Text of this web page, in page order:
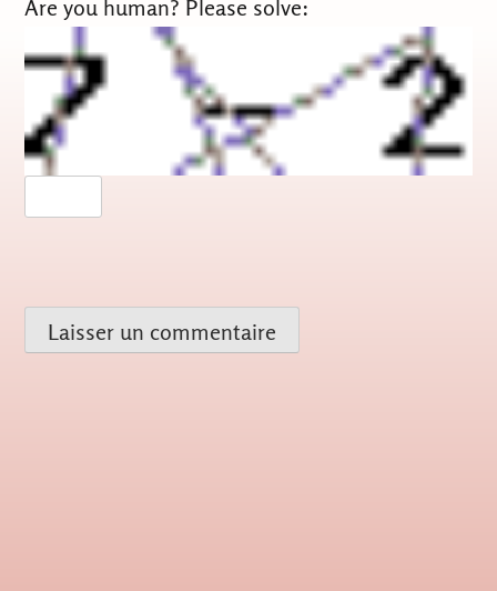
Are you human? Please solve: